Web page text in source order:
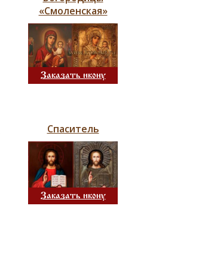
«Смоленская»
Заказать икону
Спаситель
Заказать икону